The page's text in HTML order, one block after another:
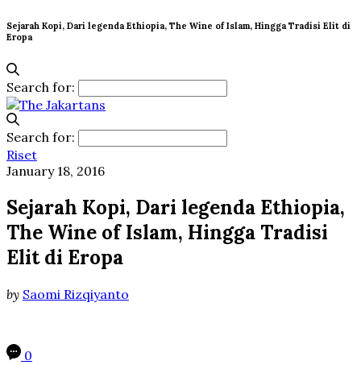
Sejarah Kopi, Dari legenda Ethiopia, The Wine of Islam, Hingga Tradisi Elit di
Eropa
Search for:
Search for:
Riset
January 18, 2016
Sejarah Kopi, Dari legenda Ethiopia,
The Wine of Islam, Hingga Tradisi
Elit di Eropa
by Saomi Rizqiyanto
0